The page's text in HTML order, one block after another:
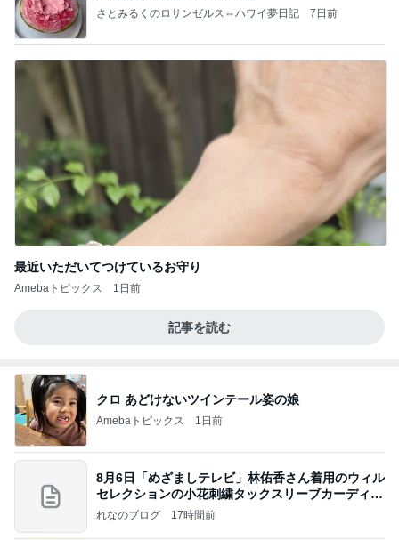
さとみるくのロサンゼルス⇔ハワイ夢日記 7日前
最近いただいてつけているお守り
Amebaトピックス 1日前
記事を読む
クロ あどけないツインテール姿の娘
Amebaトピックス 1日前
8月6日「めざましテレビ」林佑香さん着用のウィル
セレクションの小花刺繍タックスリーブカーディガ
ン
れなのブログ 17時間前